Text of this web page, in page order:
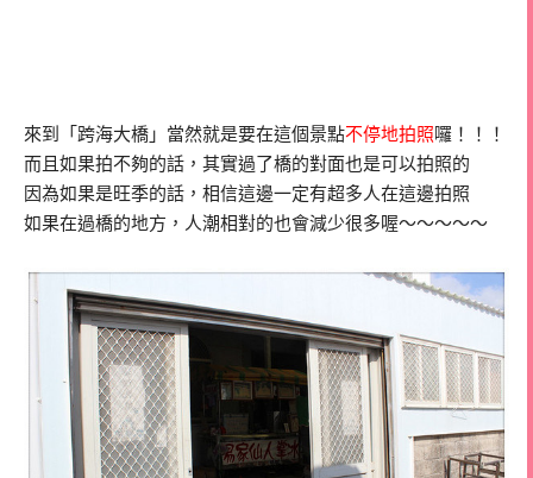
來到「跨海大橋」當然就是要在這個景點不停地拍照囉！！！
而且如果拍不夠的話，其實過了橋的對面也是可以拍照的
因為如果是旺季的話，相信這邊一定有超多人在這邊拍照
如果在過橋的地方，人潮相對的也會減少很多喔～～～～～